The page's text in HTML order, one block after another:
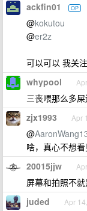
ackfin01 OP
@kokutou
@er2z
可以可以 我关
whypool
三丧喂那么多屎
zjx1993 Apr
@
啥，真心不想
20015jjw
屏幕和拍照不
juded Apr